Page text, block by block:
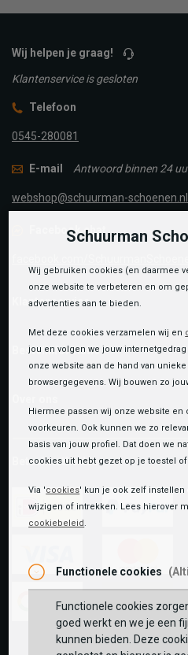
Wij helpen je graag!
Klantenservice is gesloten
Telefoon
0545-280081
E-mail Antwoord binnen 24
webshop@schuurman-schoenen.nl
Facebook chat
Klantenservice
Bestelinformatie
Betaalmethoden
visa
fashion-
cheque
Schuurman
Wij gebruiken cookies (en daarmee
onze website te verbeteren en om
advertenties aan te bieden.
Met deze cookies verzamelen wij en
jou en volgen we jouw
onze website aan de hand van
browsergegevens. Wij bouwen zo
Hiermee passen wij onze website
voorkeuren. Ook kunnen we zo
basis van jouw profiel. Dat doen we
cookies uit hebt gezet op je toestel
Via 'cookies' kun je ook zelf
wijzigen of intrekken. Lees hierover
cookiebeleid.
Functionele cookies
Functionele cookies
goed werkt en we je een
kunnen bieden. Deze